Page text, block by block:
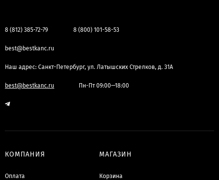
8 (812) 385-72-79 8 (800) 101-58-53
best@bestkanc.ru
Наш адрес: Санкт-Петербург, ул. Латышских Стрелков, д. 31А
best@bestkanc.ru Пн-Пт 09:00—18:00
КОМПАНИЯ
Оплата
МАГАЗИН
Корзина